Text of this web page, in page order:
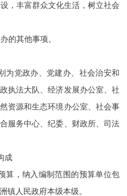
，丰富群众文化生活，树立社会
的其他事项。
为党政办、党建办、社会治安和
执法大队、经济发展办公室、社
资源和生态环境办公室、社会事
服务中心、纪委、财政所、司法
成
算，纳入编制范围的预算单位包
镇人民政府本级本级。